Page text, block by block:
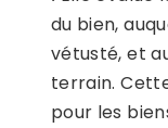
du bien,
vétusté, et
terrain.
pour les